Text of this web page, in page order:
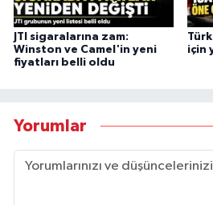
JTI sigaralarına zam:
Winston ve Camel'in yeni
fiyatları belli oldu
için
Yorumlar